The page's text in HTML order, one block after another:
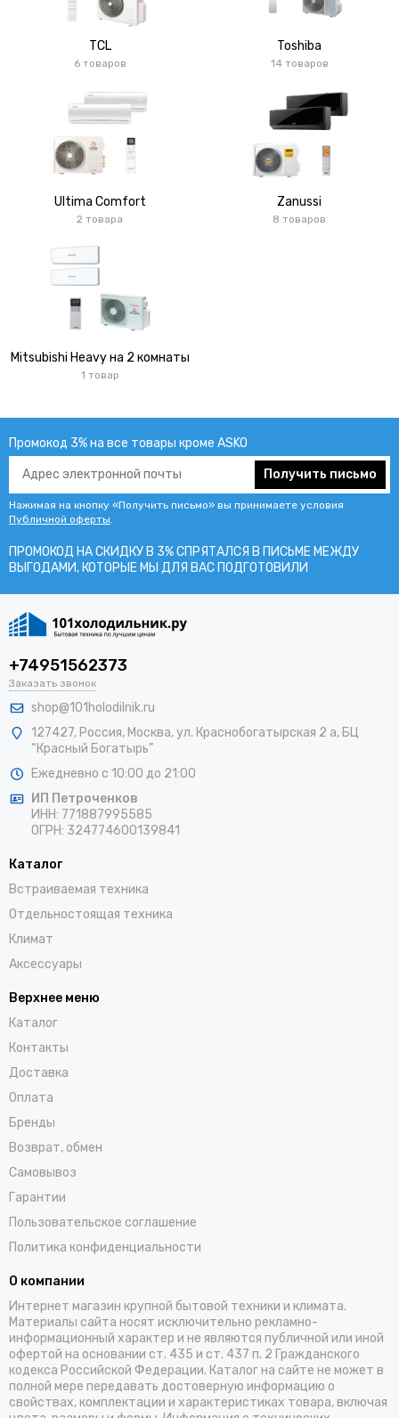
TCL
6 товаров
Toshiba
14 товаров
Ultima Comfort
2 товара
Zanussi
8 товаров
Mitsubishi Heavy на 2 комнаты
1 товар
Промокод 3% на все товары кроме ASKO
Получить письмо
Нажимая на кнопку «Получить письмо» вы принимаете условия
Публичной оферты.
ПРОМОКОД НА СКИДКУ В 3% СПРЯТАЛСЯ В ПИCЬМЕ МЕЖДУ
ВЫГОДАМИ, КОТОРЫЕ МЫ ДЛЯ ВАС ПОДГОТОВИЛИ
+74951562373
Заказать звонок
shop@101holodilnik.ru
127427, Россия, Москва,ул. Краснобогатырская 2 а, БЦ
“Красный Богатырь”
Ежедневно с 10:00 до 21:00
ИП Петроченков
ИНН: 771887995585
ОГРН: 324774600139841
Каталог
Встраиваемая техника
Отдельностоящая техника
Климат
Аксессуары
Верхнее меню
Каталог
Контакты
Доставка
Оплата
Бренды
Возврат, обмен
Самовывоз
Гарантии
Пользовательское соглашение
Политика конфиденциальности
О компании
Интернет магазин крупной бытовой техники и климата.
Материалы сайта носят исключительно рекламно-
информационный характер и не являются публичной или иной
офертой на основании ст. 435 и ст. 437 п. 2 Гражданского
кодекса Российской Федерации. Каталог на сайте не может в
полной мере передавать достоверную информацию о
свойствах, комплектации и характеристиках товара, включая